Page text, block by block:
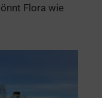
Flora wie